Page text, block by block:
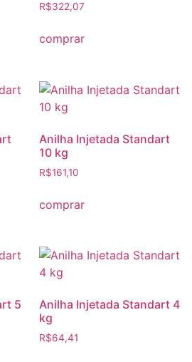
R$322,07
comprar
Anilha Injetada Standart
10 kg
R$161,10
comprar
5
Anilha Injetada Standart 4
kg
R$64,41